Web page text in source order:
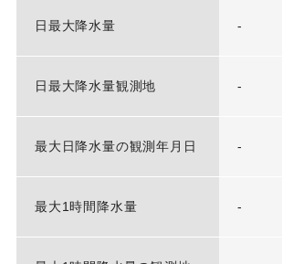
日最大降水量 -
日最大降水量観測地 -
最大日降水量の観測年月日 -
最大1時間降水量 -